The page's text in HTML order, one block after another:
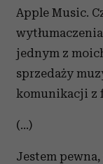
Apple Music.
jednym z
sprzedaży
komunikacji z
(...)
Jestem